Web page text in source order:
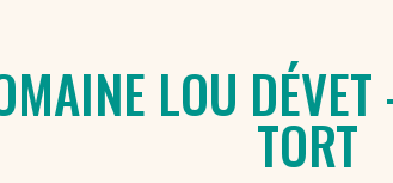
LOU
TORT